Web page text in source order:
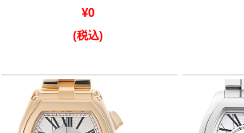
GINZA RASINの中古腕時計について
スタッフフォト
受賞歴
求人情報
¥0
(税込)